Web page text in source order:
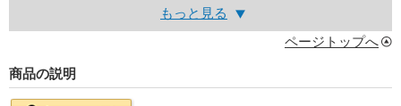
もっと見る
ページトップへ
商品の説明